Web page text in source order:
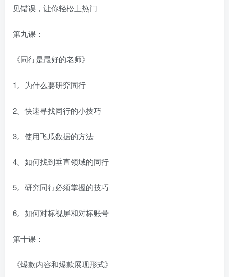
见错误，让你轻松上热门
第九课：
《同行是最好的老师》
1。为什么要研究同行
2。快速寻找同行的小技巧
3。使用飞瓜数据的方法
4。如何找到垂直领域的同行
5。研究同行必须掌握的技巧
6。如何对标视屏和对标账号
第十课：
《爆款内容和爆款展现形式》